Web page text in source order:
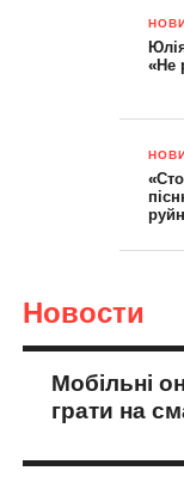
«Не
Новости
Мобільні
грати на